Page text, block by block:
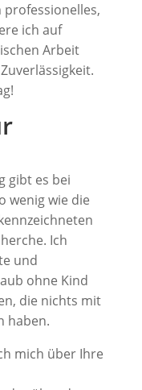
ich auf
Arbeit
gibt es bei
wenig wie die
Ich
und
ohne Kind
die nichts mit
haben.
mich über Ihre